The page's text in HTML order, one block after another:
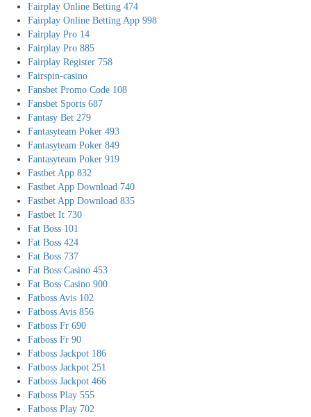
Fairplay Online Betting 474
Fairplay Online Betting App 998
Fairplay Pro 14
Fairplay Pro 885
Fairplay Register 758
Fairspin-casino
Fansbet Promo Code 108
Fansbet Sports 687
Fantasy Bet 279
Fantasyteam Poker 493
Fantasyteam Poker 849
Fantasyteam Poker 919
Fastbet App 832
Fastbet App Download 740
Fastbet App Download 835
Fastbet It 730
Fat Boss 101
Fat Boss 424
Fat Boss 737
Fat Boss Casino 453
Fat Boss Casino 900
Fatboss Avis 102
Fatboss Avis 856
Fatboss Fr 690
Fatboss Fr 90
Fatboss Jackpot 186
Fatboss Jackpot 251
Fatboss Jackpot 466
Fatboss Play 555
Fatboss Play 702